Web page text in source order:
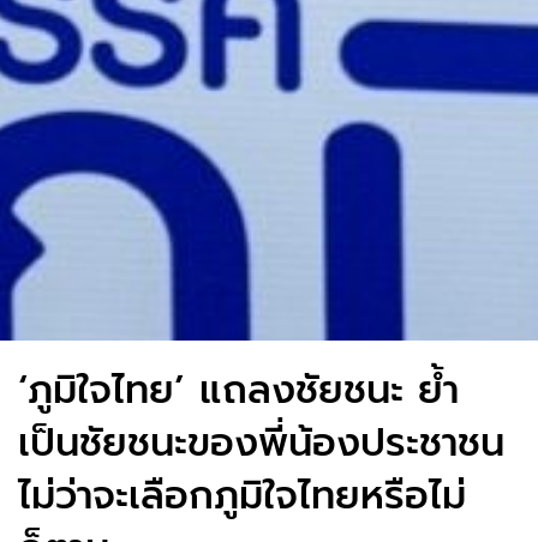
‘ภูมิใจไทย’ แถลงชัยชนะ ย้ำ
เป็นชัยชนะของพี่น้องประชาชน
ไม่ว่าจะเลือกภูมิใจไทยหรือไม่